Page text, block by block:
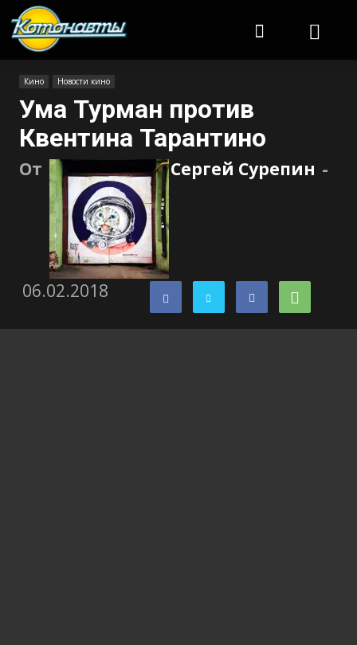
Кино Новости кино
Ума Турман против
Квентина Тарантино
От Сергей Сурепин -
06.02.2018